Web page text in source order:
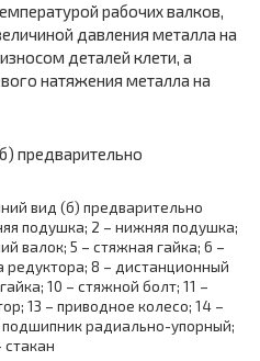
рабочих валков,
давления металла на
деталей клети, а
натяжения металла на
вид (б) предварительно
подушка; 2 – нижняя подушка;
валок; 5 – стяжная гайка; 6 –
редуктора; 8 – дистанционный
10 – стяжной болт; 11 –
13 – приводное колесо; 14 –
радиально-упорный;
стакан